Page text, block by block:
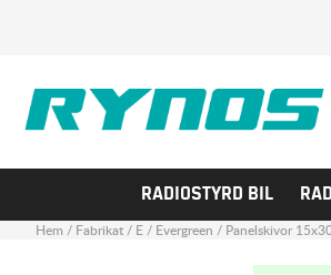
RADIOSTYRD BIL
Hem / Fabrikat/ E/ Evergreen / Panelskivor